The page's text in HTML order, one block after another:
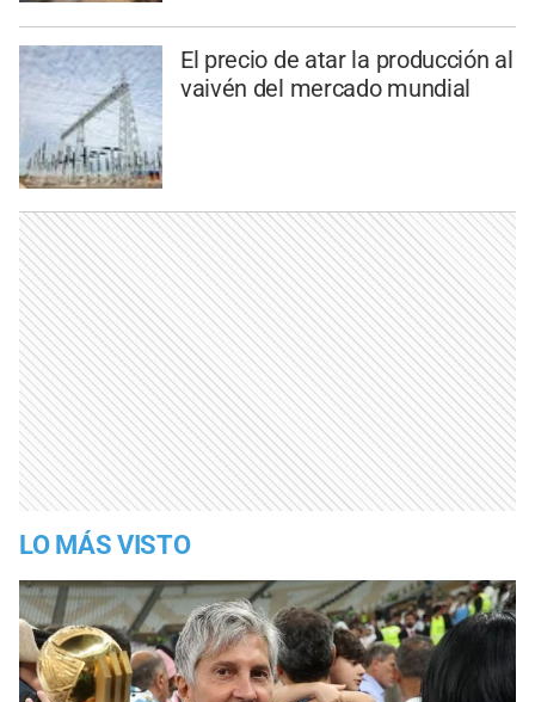
El precio de atar la producción al
vaivén del mercado mundial
LO MÁS VISTO